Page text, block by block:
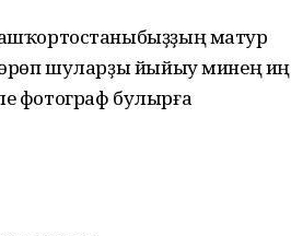
матур
шуларҙы йыйыу минең иң
фотограф булырға